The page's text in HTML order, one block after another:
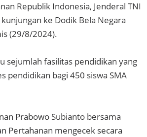
Republik Indonesia, Jenderal TNI
ke Dodik Bela Negara
(29/8/2024).
sejumlah fasilitas pendidikan yang
pendidikan bagi 450 siswa SMA
Prabowo Subianto bersama
Pertahanan mengecek secara